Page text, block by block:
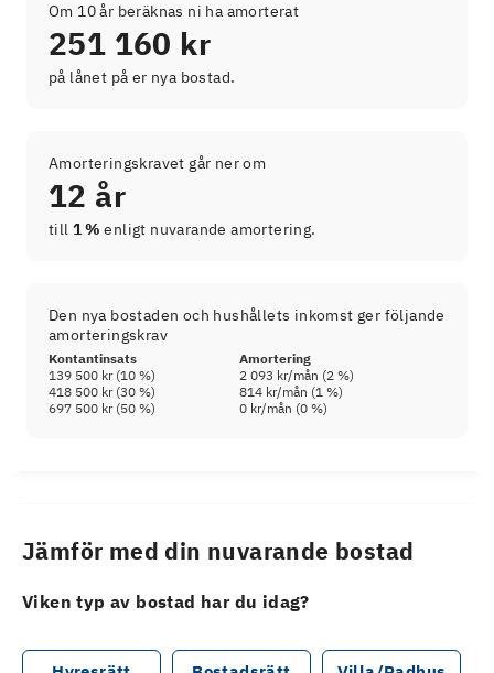
Om 10 år beräknas ni ha amorterat
251 160 kr
på lånet på er nya bostad.
Amorteringskravet går ner om
12 år
till 1 % enligt nuvarande amortering.
Den nya bostaden och hushållets inkomst ger följande
amorteringskrav
Kontantinsats
Amortering
139 500 kr(10 %) 2 093 kr/mån (2 %)
418 500 kr(30 %) 814 kr/mån (1 %)
697 500 kr(50 %) 0 kr/mån (0 %)
Jämför med din nuvarande bostad
Viken typ av bostad har du idag?